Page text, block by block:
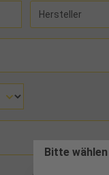
Hersteller
Bitte